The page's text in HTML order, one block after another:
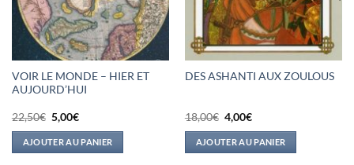
VOIR LE MONDE – HIER ET
AUJOURD’HUI
22,50€ Le
prix
initial
était :
22,50€.
5,00€Le
actuel
est :
5,00€.
AJOUTER AU PANIER
DES ASHANTI AUX ZOULOUS
18,00€ Le
prix
initial
était :
18,00€.
4,00€Le
actuel
est :
4,00€.
AJOUTER AU PANIER